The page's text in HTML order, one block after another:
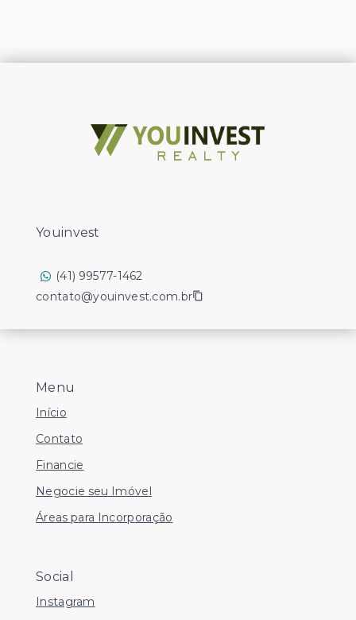
Menu
Início
Contato
Financie
Negocie seu Imóvel
Áreas para Incorporação
Social
Instagram
Youinvest
(41) 99577-1462
contato@youinvest.com.br